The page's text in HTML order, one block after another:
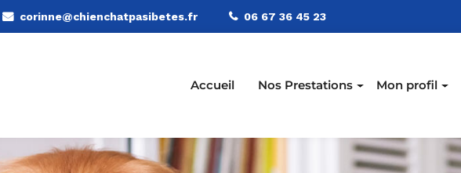
corinne@chienchatpasibetes.fr 06 67 36 45 23
Accueil Nos Prestations Mon profil